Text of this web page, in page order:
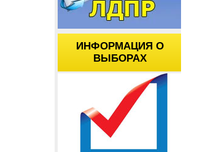
ИНФОРМАЦИЯ О
ВЫБОРАХ